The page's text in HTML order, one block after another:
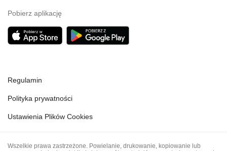
Pobierz aplikację
Regulamin
Polityka prywatności
Ustawienia Plików Cookies
Wszelkie prawa zastrzeżone. Powielanie, drukowanie, kopiowanie lub